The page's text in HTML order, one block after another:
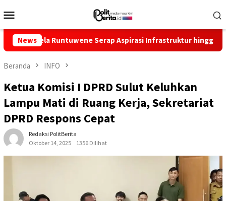
ke
Mobile
News
Runtuwene Serap Aspirasi Infrastruktur hingga Pemberdayaan
Beranda INFO
Ketua Komisi I DPRD Sulut Keluhkan
Lampu Mati di Ruang Kerja, Sekretariat
DPRD Respons Cepat
Redaksi PolitBerita
Oktober 14, 2025
1356 Dilihat